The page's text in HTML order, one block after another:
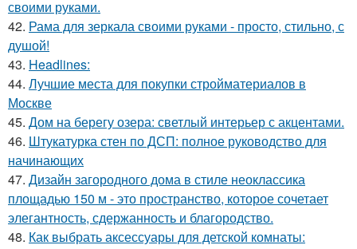
своими руками.
42. Рама для зеркала своими руками - просто, стильно, с
душой!
43. Headlines:
44. Лучшие места для покупки стройматериалов в
Москве
45. Дом на берегу озера: светлый интерьер с акцентами.
46. Штукатурка стен по ДСП: полное руководство для
начинающих
47. Дизайн загородного дома в стиле неоклассика
площадью 150 м - это пространство, которое сочетает
элегантность, сдержанность и благородство.
48. Как выбрать аксессуары для детской комнаты: